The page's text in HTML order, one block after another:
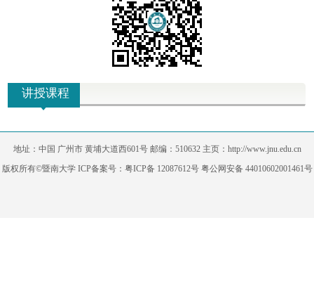
讲授课程
地址：中国 广州市 黄埔大道西601号 邮编：510632 主页：http://www.jnu.edu.cn
版权所有©暨南大学 ICP备案号：粤ICP备 12087612号 粤公网安备 44010602001461号